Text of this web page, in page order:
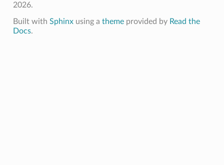
2026.
Built with Sphinxusing a themeprovided by Read the
Docs.